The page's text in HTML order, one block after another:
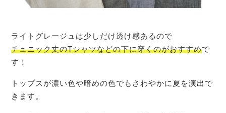
ライトグレージュは少しだけ透け感あるので
チュニック丈のTシャツなどの下に穿くのがおすすめで
す！
トップスが濃い色や暗めの色でもさわやかに夏を演出で
きます。